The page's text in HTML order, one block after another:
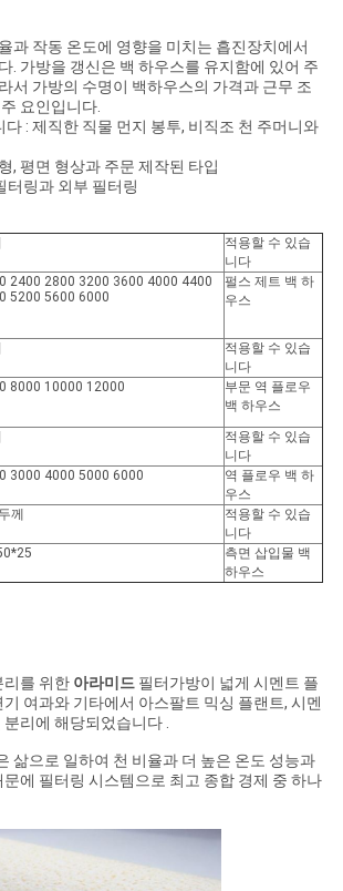
과 작동 온도에 영향을 미치는 흡진장치에서
. 가방을 갱신은 백 하우스를 유지함에 있어 주
서 가방의 수명이 백하우스의 가격과 근무 조
요인입니다.
: 제직한 직물 먼지 봉투, 비직조 천 주머니와
, 평면 형상과 주문 제작된 타입
터링과 외부 필터링
적용할 수 있습
니다
2400 2800 3200 3600 4000 4400
5200 5600 6000
펄스 제트 백 하
우스
적용할 수 있습
니다
8000 10000 12000
부문 역 플로우
백 하우스
적용할 수 있습
니다
3000 4000 5000 6000
역 플로우 백 하
우스
께
적용할 수 있습
니다
측면 삽입물 백
하우스
리를 위한 아라미드 필터가방이 넓게 시멘트 플
여과와 기타에서 아스팔트 믹싱 플랜트, 시멘
리에 해당되었습니다 .
삶으로 일하여 천 비율과 더 높은 온도 성능과
에 필터링 시스템으로 최고 종합 경제 중 하나